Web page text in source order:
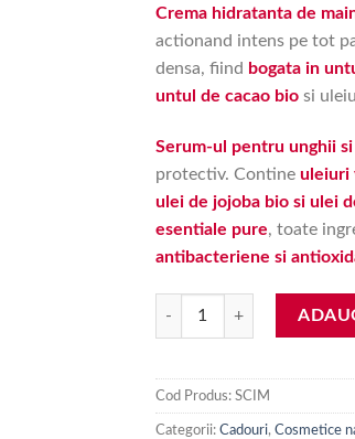
Crema hidratanta de
actionand intens pe tot
densa, fiind bogata in
untul de cacao bio si
Serum-ul pentru unghii
protectiv. Contine uleiuri
ulei de jojoba bio si ulei
esentiale pure, toate
antibacteriene si
Cantitate Set cosmetice de
Cod Produs: SCIM
Categorii: Cadouri, Cosmetice